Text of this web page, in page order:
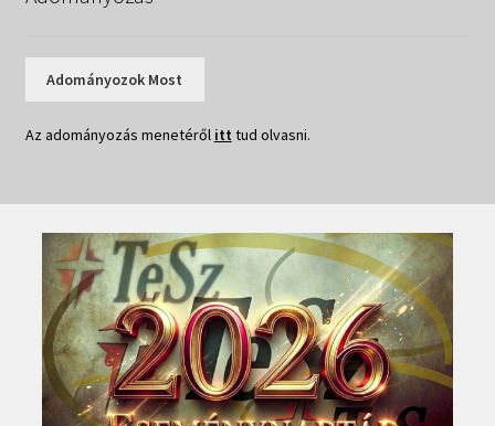
Adományozok Most
Az adományozás menetéről itt tud olvasni.